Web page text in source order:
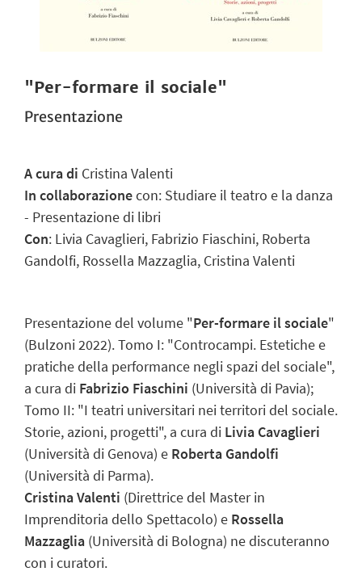
"Per-formare il sociale"
Presentazione
A cura di Cristina Valenti
In collaborazionecon: Studiare il teatro e la danza
- Presentazione di libri
Con: Livia Cavaglieri, Fabrizio Fiaschini, Roberta
Gandolfi, Rossella Mazzaglia, Cristina Valenti
Presentazione del volume "Per-formare il sociale"
(Bulzoni 2022). Tomo I: "Controcampi. Estetiche e
pratiche della performance negli spazi del sociale",
a cura di Fabrizio Fiaschini (Università di Pavia);
Tomo II: "I teatri universitari nei territori del sociale.
Storie, azioni, progetti", a cura di Livia Cavaglieri
(Università di Genova) e Roberta Gandolfi
(Università di Parma).
Cristina Valenti (Direttrice del Master in
Imprenditoria dello Spettacolo) e Rossella
Mazzaglia (Università di Bologna) ne discuteranno
con i curatori.